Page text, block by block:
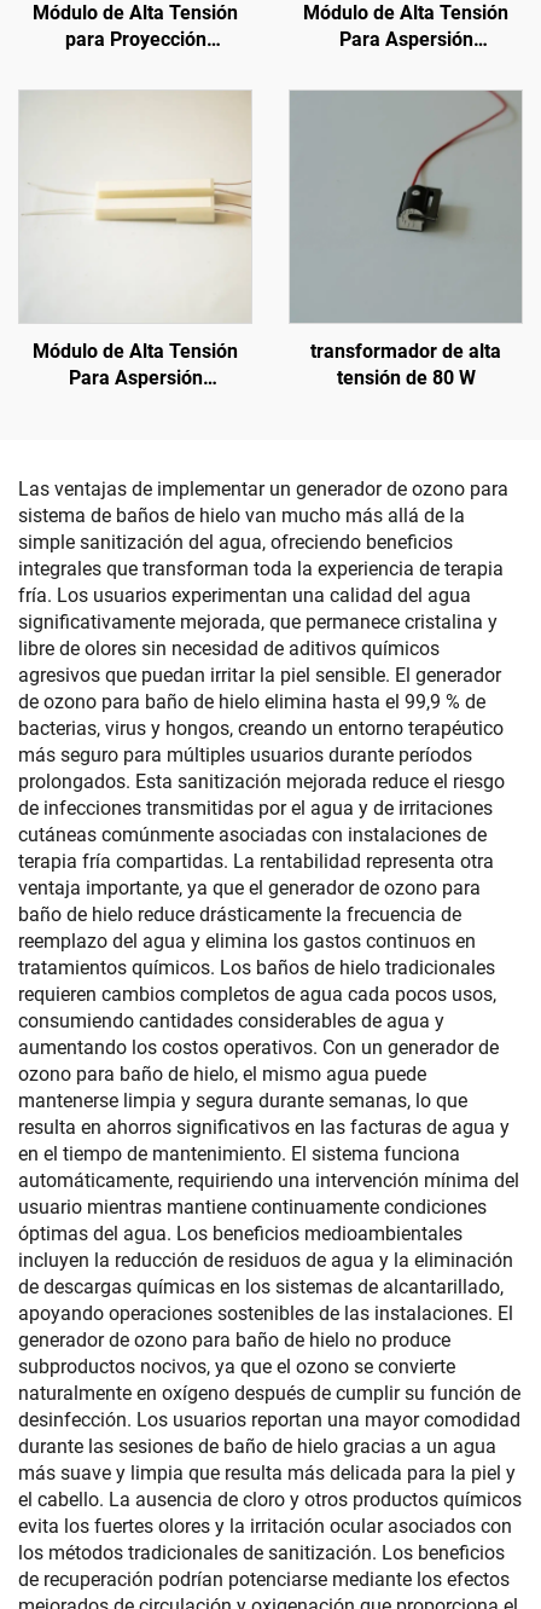
Módulo de Alta Tensión
para Proyección
Módulo de Alta Tensión
Para Aspersión
Módulo de Alta Tensión
Para Aspersión
transformador de alta
tensión de 80 W
Las ventajas de implementar un generador de ozono para
sistema de baños de hielo van mucho más allá de la
simple sanitización del agua, ofreciendo beneficios
integrales que transforman toda la experiencia de terapia
fría. Los usuarios experimentan una calidad del agua
significativamente mejorada, que permanece cristalina y
libre de olores sin necesidad de aditivos químicos
agresivos que puedan irritar la piel sensible. El generador
de ozono para baño de hielo elimina hasta el 99,9 % de
bacterias, virus y hongos, creando un entorno terapéutico
más seguro para múltiples usuarios durante períodos
prolongados. Esta sanitización mejorada reduce el riesgo
de infecciones transmitidas por el agua y de irritaciones
cutáneas comúnmente asociadas con instalaciones de
terapia fría compartidas. La rentabilidad representa otra
ventaja importante, ya que el generador de ozono para
baño de hielo reduce drásticamente la frecuencia de
reemplazo del agua y elimina los gastos continuos en
tratamientos químicos. Los baños de hielo tradicionales
requieren cambios completos de agua cada pocos usos,
consumiendo cantidades considerables de agua y
aumentando los costos operativos. Con un generador de
ozono para baño de hielo, el mismo agua puede
mantenerse limpia y segura durante semanas, lo que
resulta en ahorros significativos en las facturas de agua y
en el tiempo de mantenimiento. El sistema funciona
automáticamente, requiriendo una intervención mínima del
usuario mientras mantiene continuamente condiciones
óptimas del agua. Los beneficios medioambientales
incluyen la reducción de residuos de agua y la eliminación
de descargas químicas en los sistemas de alcantarillado,
apoyando operaciones sostenibles de las instalaciones. El
generador de ozono para baño de hielo no produce
subproductos nocivos, ya que el ozono se convierte
naturalmente en oxígeno después de cumplir su función de
desinfección. Los usuarios reportan una mayor comodidad
durante las sesiones de baño de hielo gracias a un agua
más suave y limpia que resulta más delicada para la piel y
el cabello. La ausencia de cloro y otros productos químicos
evita los fuertes olores y la irritación ocular asociados con
los métodos tradicionales de sanitización. Los beneficios
de recuperación podrían potenciarse mediante los efectos